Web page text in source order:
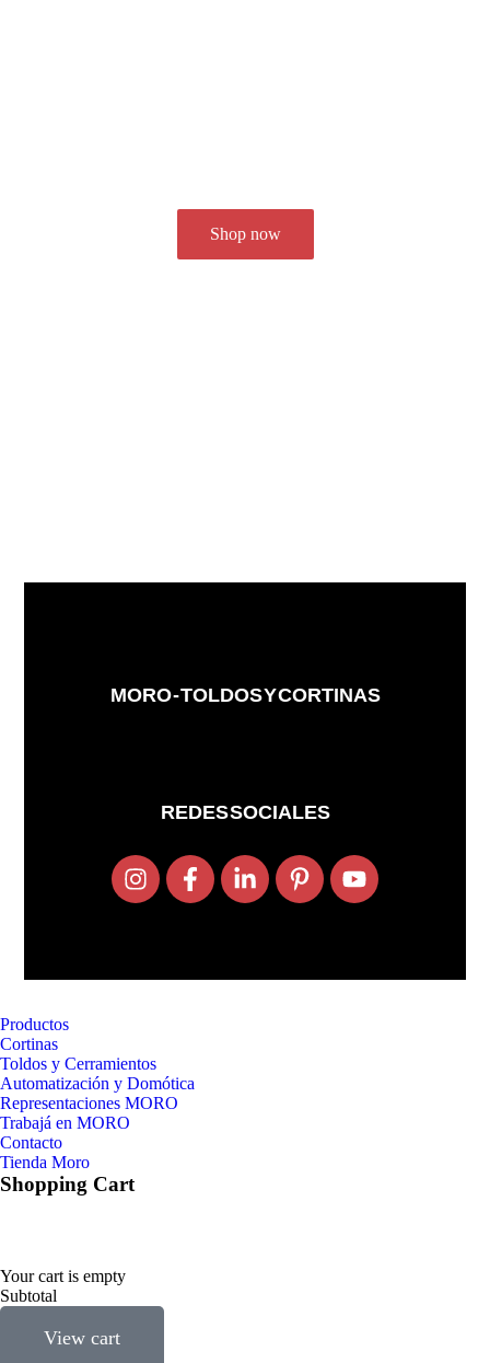
Shop now
MORO - TOLDOS Y CORTINAS
REDES SOCIALES
Productos
Cortinas
Toldos y Cerramientos
Automatización y Domótica
Representaciones MORO
Trabajá en MORO
Contacto
Tienda Moro
Shopping Cart
Your cart is empty
Subtotal
View cart